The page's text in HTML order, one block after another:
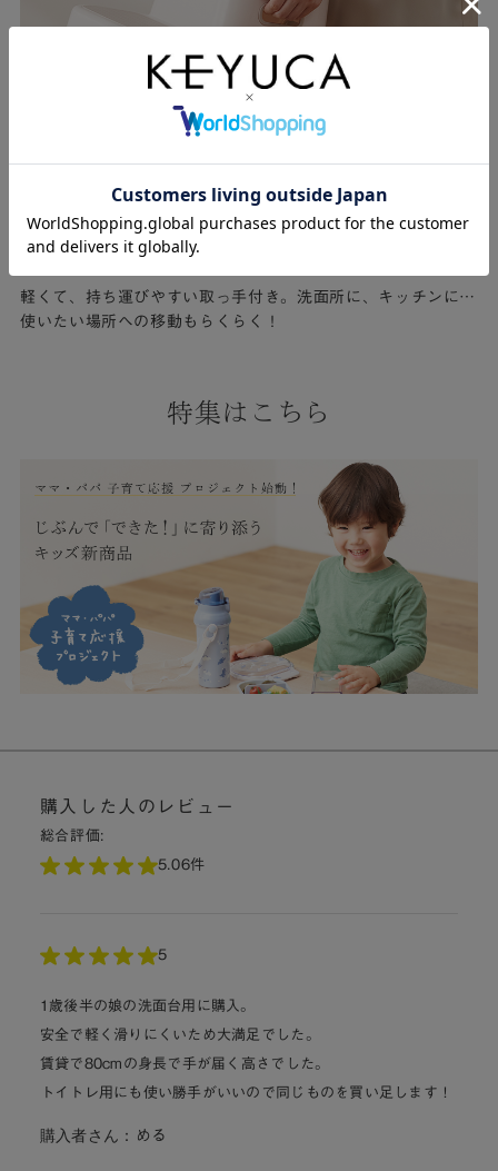
購入した人のレビュー
総合評価:
5.06件
5
1歳後半の娘の洗面台用に購入。
安全で軽く滑りにくいため大満足でした。
賃貸で80cmの身長で手が届く高さでした。
トイトレ用にも使い勝手がいいので同じものを買い足します！
購入者さん： める